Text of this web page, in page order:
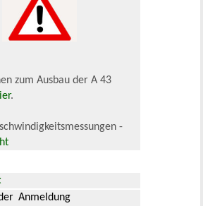
zum Ausbau der A 43
.
-
Anmeldung